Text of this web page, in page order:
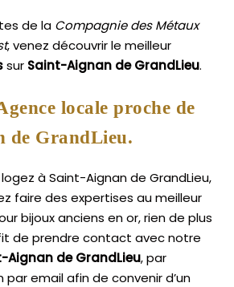
de la Compagnie des Métaux
, venez découvrir le meilleur
sur Saint-Aignan de GrandLieu.
locale proche de
de GrandLieu.
à Saint-Aignan de GrandLieu,
faire des expertises au meilleur
bijoux anciens en or, rien de plus
de prendre contact avec notre
Aignan de GrandLieu, par
email afin de convenir d’un